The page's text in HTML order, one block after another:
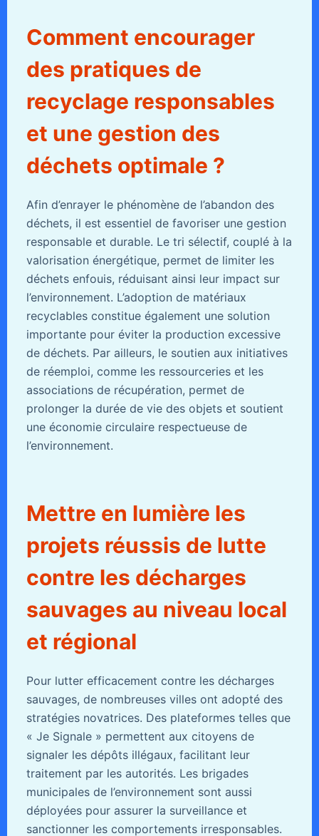
Comment encourager
des pratiques de
recyclage responsables
et une gestion des
déchets optimale ?
Afin d’enrayer le phénomène de l’abandon des
déchets, il est essentiel de favoriser une gestion
responsable et durable. Le tri sélectif, couplé à la
valorisation énergétique, permet de limiter les
déchets enfouis, réduisant ainsi leur impact sur
l’environnement. L’adoption de matériaux
recyclables constitue également une solution
importante pour éviter la production excessive
de déchets. Par ailleurs, le soutien aux initiatives
de réemploi, comme les ressourceries et les
associations de récupération, permet de
prolonger la durée de vie des objets et soutient
une économie circulaire respectueuse de
l’environnement.
Mettre en lumière les
projets réussis de lutte
contre les décharges
sauvages au niveau local
et régional
Pour lutter efficacement contre les décharges
sauvages, de nombreuses villes ont adopté des
stratégies novatrices. Des plateformes telles que
« Je Signale » permettent aux citoyens de
signaler les dépôts illégaux, facilitant leur
traitement par les autorités. Les brigades
municipales de l’environnement sont aussi
déployées pour assurer la surveillance et
sanctionner les comportements irresponsables.